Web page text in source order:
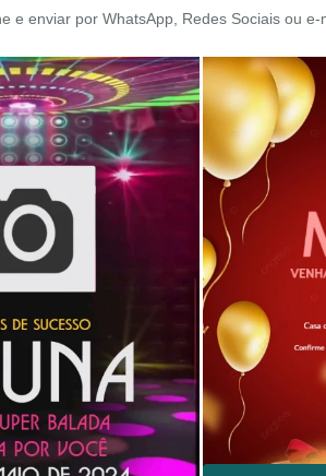
e enviar por WhatsApp, Redes Sociais ou e-